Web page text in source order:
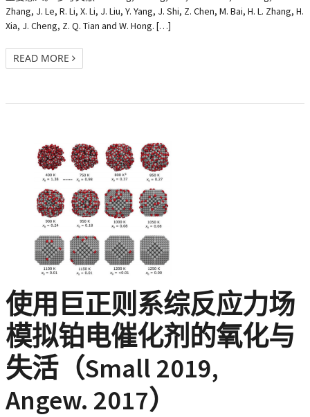
Zhang, J. Le, R. Li, X. Li, J. Liu, Y. Yang, J. Shi, Z. Chen, M. Bai, H. L. Zhang, H.
Xia, J. Cheng, Z. Q. Tian and W. Hong. […]
READ MORE
使用巨正则系综反应力场
模拟铂电催化剂的氧化与
失活（Small 2019,
Angew. 2017）